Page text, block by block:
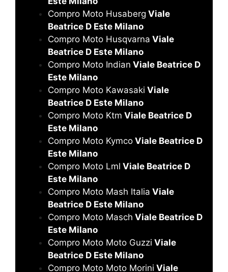
Compro Moto Husaberg Viale
Beatrice D Este Milano
Compro Moto Husqvarna Viale
Beatrice D Este Milano
Compro Moto Indian Viale Beatrice D
Este Milano
Compro Moto Kawasaki Viale
Beatrice D Este Milano
Compro Moto Ktm Viale Beatrice D
Este Milano
Compro Moto Kymco Viale Beatrice D
Este Milano
Compro Moto Lml Viale Beatrice D
Este Milano
Compro Moto Mash Italia Viale
Beatrice D Este Milano
Compro Moto Masch Viale Beatrice D
Este Milano
Compro Moto Moto Guzzi Viale
Beatrice D Este Milano
Compro Moto Moto Morini Viale